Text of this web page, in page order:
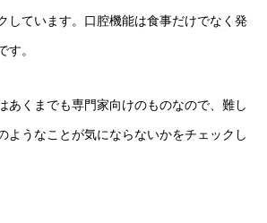
しています。口腔機能は食事だけでなく発
す。
あくまでも専門家向けのものなので、難し
ようなことが気にならないかをチェックし